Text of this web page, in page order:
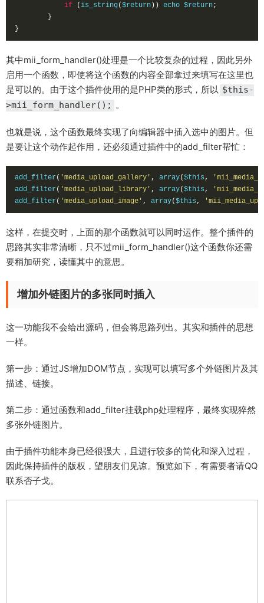
if
(is_string($return)) echo $return;
}
}
其中mii_form_handler()处理是一个比较复杂的过程，因此另外
启用一个函数，即使将这个函数的内容全部拿过来填写在这里也
是可以的。由于这个插件使用的是PHP类的形式，所以 $this-
>mii_form_handler();
。
也就是说，这个函数最终实现了向编辑器中插入选中的图片。但
是要让这个动作起作用，还必须通过插件中的add_filter帮忙：
add_filter( 'media_upload_gallery' , array($this ,
add_filter( 'media_upload_library' , array($this ,
add_filter( 'media_upload_image' , array($this ,
这样，在提交时，上面的那个函数就可以同时运作。整个插件的
思路其实非常清晰，只不过mii_form_handler()这个函数你还需
要稍加研究，读懂其中的意思。
增加外链图片的多张同时插入
这一功能我不会给出源码，但会将思路列出。其实和插件的思想
一样。
第一步：通过JS增加DOM节点，实现可以填写多个外链图片及其
描述、链接。
第二步：通过函数和add_filter挂载php处理程序，最终实现猝然
多张外链图片。
由于插件功能本身已经很强大，且进行较多的简化和深入过程，
因此保持插件的版权，望朋友们见谅。预览如下，有需要者请QQ
联系否子戈。